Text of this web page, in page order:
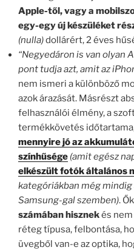
Apple-től, vagy a
egy-egy új készüléket
(nulla)dollárért, 2 éves
“Negyedáron is van olyan
pont tudja azt, amit az
nem ismeri a különböző
azok árazását. Másrészt
felhasználói élmény, a
termékkövetés
mennyire jó az
színhűsége (amit egész
elkészült fotók általános
kategóriákban még
Samsung-gal szemben).
számában hisznekés
réteg típusa, felbontása,
üvegből van-e az optika,